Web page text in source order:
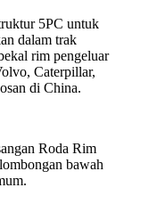
5PC untuk
dalam trak
rim pengeluar
Caterpillar,
di China.